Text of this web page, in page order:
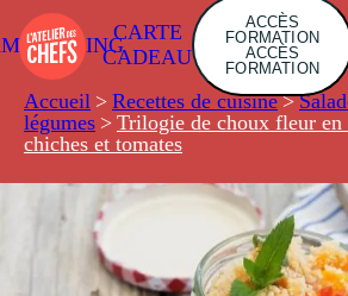
CARTE
CADEAU
ACCÈS
FORMATION
ACCÈS
FORMATION
Accueil > Recettes de cuisine >
légumes > Trilogie de choux fleur en
chiches et tomates